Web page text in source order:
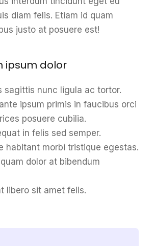
diam felis. Etiam id quam
justo at posuere est!
ipsum dolor
sagittis nunc ligula ac tortor.
ipsum primis in faucibus orci
posuere cubilia.
in felis sed semper.
habitant morbi tristique egestas.
dolor at bibendum
libero sit amet felis.